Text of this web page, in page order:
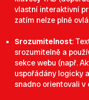
vlastní interaktivní
zatím nelze plně
Srozumitelnost:
srozumitelně a
sekce webu (např.
uspořádány logicky
snadno orientovali v